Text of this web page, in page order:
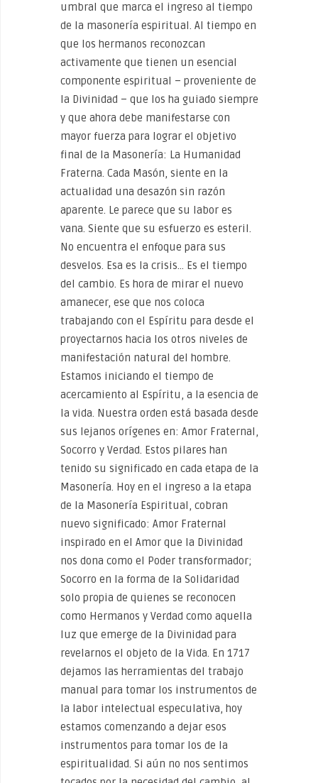
umbral que marca el ingreso al tiempo
de la masonería espiritual. Al tiempo en
que los hermanos reconozcan
activamente que tienen un esencial
componente espiritual – proveniente de
la Divinidad – que los ha guiado siempre
y que ahora debe manifestarse con
mayor fuerza para lograr el objetivo
final de la Masonería: La Humanidad
Fraterna. Cada Masón, siente en la
actualidad una desazón sin razón
aparente. Le parece que su labor es
vana. Siente que su esfuerzo es esteril.
No encuentra el enfoque para sus
desvelos. Esa es la crisis… Es el tiempo
del cambio. Es hora de mirar el nuevo
amanecer, ese que nos coloca
trabajando con el Espíritu para desde el
proyectarnos hacia los otros niveles de
manifestación natural del hombre.
Estamos iniciando el tiempo de
acercamiento al Espíritu, a la esencia de
la vida. Nuestra orden está basada desde
sus lejanos orígenes en: Amor Fraternal,
Socorro y Verdad. Estos pilares han
tenido su significado en cada etapa de la
Masonería. Hoy en el ingreso a la etapa
de la Masonería Espiritual, cobran
nuevo significado: Amor Fraternal
inspirado en el Amor que la Divinidad
nos dona como el Poder transformador;
Socorro en la forma de la Solidaridad
solo propia de quienes se reconocen
como Hermanos y Verdad como aquella
luz que emerge de la Divinidad para
revelarnos el objeto de la Vida. En 1717
dejamos las herramientas del trabajo
manual para tomar los instrumentos de
la labor intelectual especulativa, hoy
estamos comenzando a dejar esos
instrumentos para tomar los de la
espiritualidad. Si aún no nos sentimos